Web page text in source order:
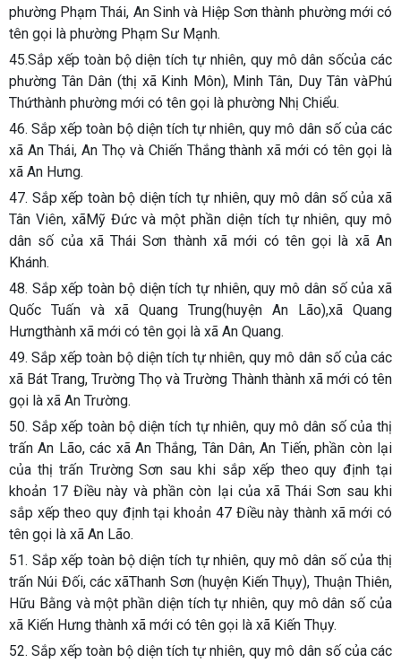
phường Phạm Thái, An Sinh và Hiệp Sơn thành phường mới có
tên gọi là phường Phạm Sư Mạnh.
45.Sắp xếp toàn bộ diện tích tự nhiên, quy mô dân sốcủa các
phường Tân Dân (thị xã Kinh Môn), Minh Tân, Duy Tân vàPhú
Thứthành phường mới có tên gọi là phường Nhị Chiểu.
46. Sắp xếp toàn bộ diện tích tự nhiên, quy mô dân số của các
xã An Thái, An Thọ và Chiến Thắng thành xã mới có tên gọi là
xã An Hưng.
47. Sắp xếp toàn bộ diện tích tự nhiên, quy mô dân số của xã
Tân Viên, xãMỹ Đức và một phần diện tích tự nhiên, quy mô
dân số của xã Thái Sơn thành xã mới có tên gọi là xã An
Khánh.
48. Sắp xếp toàn bộ diện tích tự nhiên, quy mô dân số của xã
Quốc Tuấn và xã Quang Trung(huyện An Lão),xã Quang
Hưngthành xã mới có tên gọi là xã An Quang.
49. Sắp xếp toàn bộ diện tích tự nhiên, quy mô dân số của các
xã Bát Trang, Trường Thọ và Trường Thành thành xã mới có tên
gọi là xã An Trường.
50. Sắp xếp toàn bộ diện tích tự nhiên, quy mô dân số của thị
trấn An Lão, các xã An Thắng, Tân Dân, An Tiến, phần còn lại
của thị trấn Trường Sơn sau khi sắp xếp theo quy định tại
khoản 17 Điều này và phần còn lại của xã Thái Sơn sau khi
sắp xếp theo quy định tại khoản 47 Điều này thành xã mới có
tên gọi là xã An Lão.
51. Sắp xếp toàn bộ diện tích tự nhiên, quy mô dân số của thị
trấn Núi Đối, các xãThanh Sơn (huyện Kiến Thụy), Thuận Thiên,
Hữu Bằng và một phần diện tích tự nhiên, quy mô dân số của
xã Kiến Hưng thành xã mới có tên gọi là xã Kiến Thụy.
52. Sắp xếp toàn bộ diện tích tự nhiên, quy mô dân số của các